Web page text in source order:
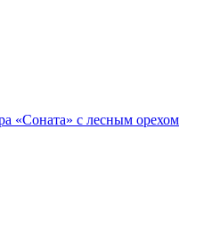
«Соната» с лесным орехом